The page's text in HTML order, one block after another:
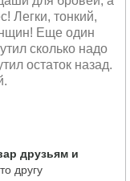
Легки, тонкий,
Еще один
сколько надо
остаток назад.
друзьям и
другу